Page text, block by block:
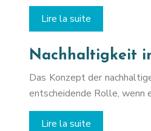
Lire la suite
Nachhaltigkeit
Das Konzept der
entscheidende Rolle, wenn
Lire la suite